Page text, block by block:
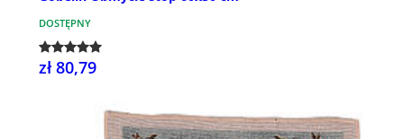
DOSTĘPNY
zł 80,79